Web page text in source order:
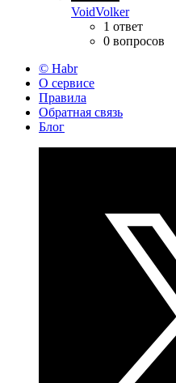
VoidVolker
1 ответ
0 вопросов
© Habr
О сервисе
Правила
Обратная связь
Блог